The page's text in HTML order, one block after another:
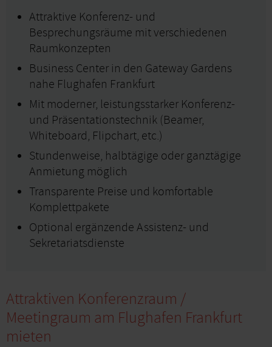
Attraktive Konferenz- und
Besprechungsräume mit verschiedenen
Raumkonzepten
Business Center in den Gateway Gardens
nahe Flughafen Frankfurt
Mit moderner, leistungsstarker Konferenz-
und Präsentationstechnik (Beamer,
Whiteboard, Flipchart, etc.)
Stundenweise, halbtägige oder ganztägige
Anmietung möglich
Transparente Preise und komfortable
Komplettpakete
Optional ergänzende Assistenz- und
Sekretariatsdienste
Attraktiven Konferenzraum /
Meetingraum am Flughafen Frankfurt
mieten